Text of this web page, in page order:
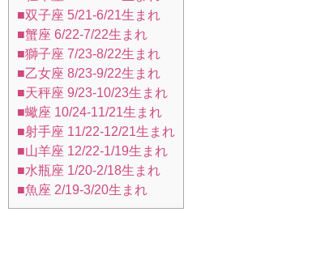
■双子座 5/21-6/21生まれ
■蟹座 6/22-7/22生まれ
■獅子座 7/23-8/22生まれ
■乙女座 8/23-9/22生まれ
■天秤座 9/23-10/23生まれ
■蠍座 10/24-11/21生まれ
■射手座 11/22-12/21生まれ
■山羊座 12/22-1/19生まれ
■水瓶座 1/20-2/18生まれ
■魚座 2/19-3/20生まれ